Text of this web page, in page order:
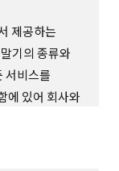
제공하는
기의 종류와
서비스를
에 있어 회사와
적으로